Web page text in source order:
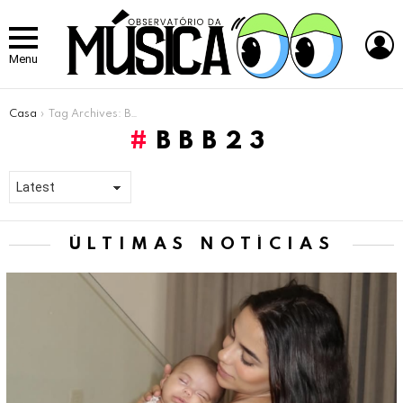
Menu
Você está aqui:
Casa Tag Archives: BBB23
BBB23
ÚLTIMAS NOTÍCIAS